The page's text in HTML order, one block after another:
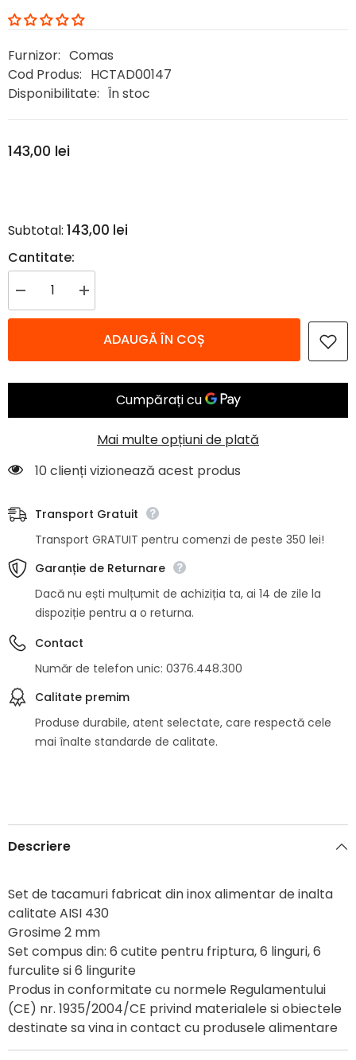
Furnizor: Comas
Cod Produs: HCTAD00147
Disponibilitate: În stoc
143,00 lei
Subtotal: 143,00 lei
Cantitate:
Reduceți
cantitatea
pentru
Creșteți
cantitatea
pentru
tacamuri
ADAUGĂ ÎN COȘ
Mai multe opțiuni de plată
10 clienți vizionează acest produs
Transport Gratuit
Transport GRATUIT pentru comenzi de peste 350 lei!
Garanție de Returnare
Dacă nu ești mulțumit de achiziția ta, ai 14 de zile la
dispoziție pentru a o returna.
Contact
Număr de telefon unic: 0376.448.300
Calitate premim
Produse durabile, atent selectate, care respectă cele
mai înalte standarde de calitate.
Descriere
Set de tacamuri fabricat din inox alimentar de inalta
calitate AISI 430
Grosime 2 mm
Set compus din: 6 cutite pentru friptura, 6 linguri, 6
furculite si 6 lingurite
Produs in conformitate cu normele Regulamentului
(CE) nr. 1935/2004/CE privind materialele si obiectele
destinate sa vina in contact cu produsele alimentare